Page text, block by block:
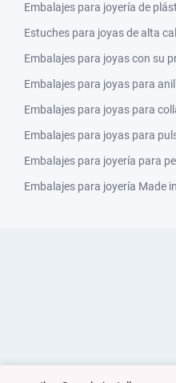
Embalajes para joyería de
Estuches para joyas de alta
Embalajes para joyas con su
Embalajes para joyas para
Embalajes para joyas para
Embalajes para joyas para
Embalajes para joyería para
Embalajes para joyería Made